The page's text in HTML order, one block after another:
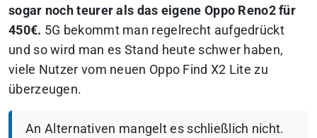
sogar noch teurer als das eigene Oppo Reno2 für
450€. 5G bekommt man regelrecht aufgedrückt
und so wird man es Stand heute schwer haben,
viele Nutzer vom neuen Oppo Find X2 Lite zu
überzeugen.
An Alternativen mangelt es schließlich nicht.